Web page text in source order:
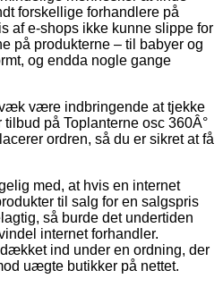
forskellige forhandlere på
af e-shops ikke kunne slippe for
på produkterne – til babyer og
og endda nogle gange
være indbringende at tjekke
på Toplanterne osc 360Â°
ordren, så du er sikret at få
med, at hvis en internet
til salg for en salgspris
så burde det undertiden
internet forhandler.
ind under en ordning, der
uægte butikker på nettet.